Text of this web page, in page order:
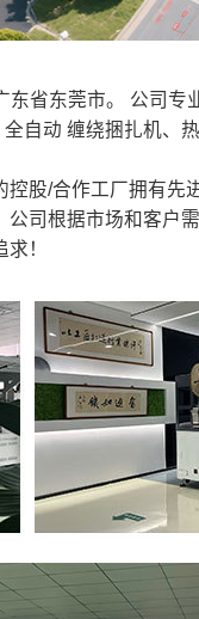
东省东莞市。 公司
自动 缠绕捆扎机
/合作工厂拥有先
司根据市场和客
！